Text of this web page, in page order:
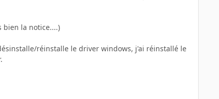
bien la notice....)
réinstalle le driver windows, j'ai réinstallé le